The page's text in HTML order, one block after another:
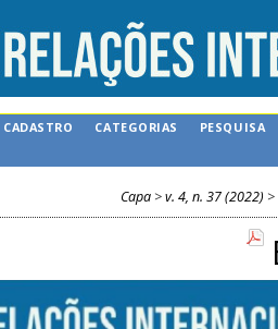
CADASTRO CATEGORIAS
PESQUISA
Capa >v. 4, n. 37 (2022) >